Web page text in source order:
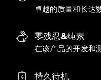
卓越的质量和长达
零残忍&纯素
在该产品的开发和
持久待机